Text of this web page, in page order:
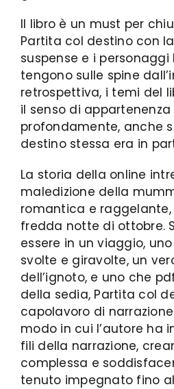
Il libro è un must per
Partita col destino con
suspense e i
tengono sulle spine
retrospettiva, i temi del
il senso di
profondamente, anche
destino stessa era in
La storia della online
maledizione della
romantica e
fredda notte di ottobre.
essere in un viaggio,
svolte e giravolte, un
dell’ignoto, e uno che
della sedia, Partita col
capolavoro di
modo in cui l’autore ha
fili della narrazione,
complessa e
tenuto impegnato fino